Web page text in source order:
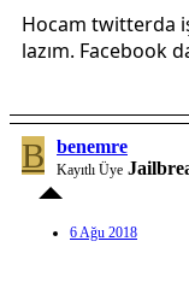
Hocam twitterda
lazım. Facebook
B benemre
Kayıtlı Üye
6 Ağu 2018